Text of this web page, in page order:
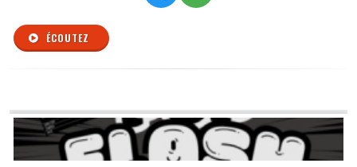
ÉCOUTEZ